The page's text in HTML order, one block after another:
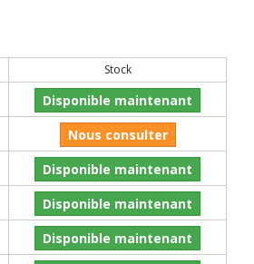
Stock
Disponible maintenant
Nous consulter
Disponible maintenant
Disponible maintenant
Disponible maintenant